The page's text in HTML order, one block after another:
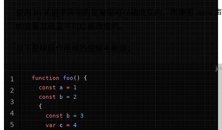
使用 let 关键字声明的变量是可以被改变的，而使用 const
的变量其值是不可以被改变的。
以下是块级作用域的理解考察题：
function foo () {
  const
a = 1
  const
b = 2
  {
    const
b = 3
    var
c = 4
1
2
3
4
5